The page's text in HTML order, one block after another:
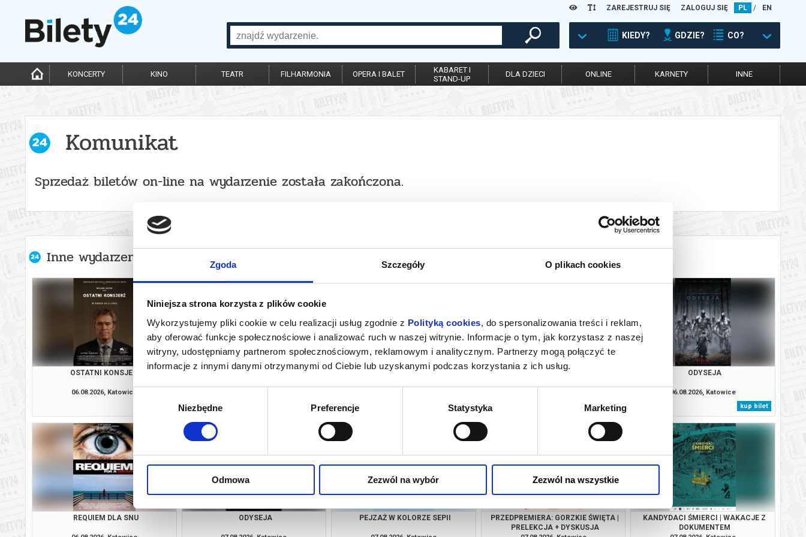
Zgoda Szczegóły O plikach cookies
Niniejsza strona korzysta z plików cookie
Wykorzystujemy pliki cookie w celu realizacji usług zgodnie z Polityką cookies, do spersonalizowania treści i reklam,
aby oferować funkcje społecznościowe i analizować ruch w naszej witrynie. Informacje o tym, jak korzystasz z naszej
witryny, udostępniamy partnerom społecznościowym, reklamowym i analitycznym. Partnerzy mogą połączyć te
informacje z innymi danymi otrzymanymi od Ciebie lub uzyskanymi podczas korzystania z ich usług.
Niezbędne Preferencje Statystyka Marketing
Odmowa Zezwól na wybór Zezwól na wszystkie
ZAREJESTRUJ SIĘ ZALOGUJ SIĘ PL / EN
KIEDY? GDZIE? CO?
KONCERTY KINO TEATR FILHARMONIA OPERA I BALET
KABARET I
STAND-UP
DLA DZIECI ONLINE KARNETY INNE
Komunikat
Sprzedaż biletów on-line na wydarzenie została zakończona.
Inne wydarzenia organizatora
OSTATNI KONSJERŻ
06.08.2026, Katowice
ZAPROSZENIE
kup bilet
JEJ PIEKŁO
kup bilet
MOTHER MARY
kup bilet
ODYSEJA
06.08.2026, Katowice
kup bilet
REQUIEM DLA SNU ODYSEJA PEJZAŻ W KOLORZE SEPII
PRZEDPREMIERA: GORZKIE ŚWIĘTA |
PRELEKCJA + DYSKUSJA
KANDYDACI ŚMIERCI | WAKACJE Z
DOKUMENTEM